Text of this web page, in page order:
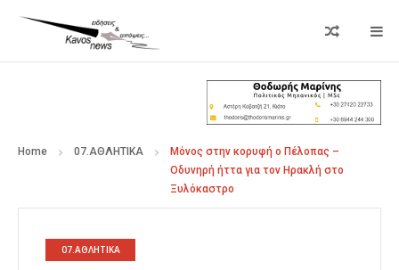
Home 07.ΑΘΛΗΤΙΚΑ
Μόνος στην κορυφή ο Πέλοπας –
Οδυνηρή ήττα για τον Ηρακλή στο
Ξυλόκαστρο
07.ΑΘΛΗΤΙΚΑ